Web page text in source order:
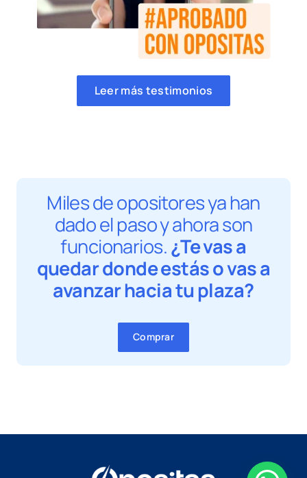
Leer más testimonios
Miles de opositores ya han
dado el paso y ahora son
funcionarios.¿Te vas a
quedar donde estás o vas a
avanzar hacia tu plaza?
Comprar